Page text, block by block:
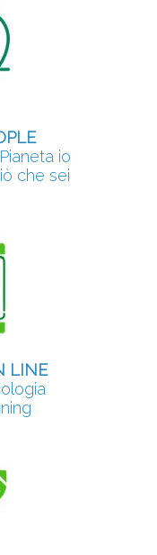
io
che sei
LINE